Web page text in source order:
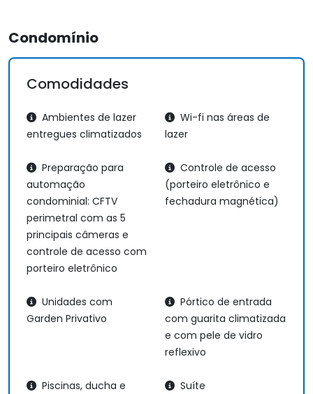
Condomínio
Comodidades
Ambientes de lazer
entregues climatizados
Wi-fi nas áreas de
lazer
Preparação para
automação
condominial: CFTV
perimetral com as 5
principais câmeras e
controle de acesso com
porteiro eletrônico
Controle de acesso
(porteiro eletrônico e
fechadura magnética)
Unidades com
Garden Privativo
Pórtico de entrada
com guarita climatizada
e com pele de vidro
reflexivo
Piscinas, ducha e
Suíte